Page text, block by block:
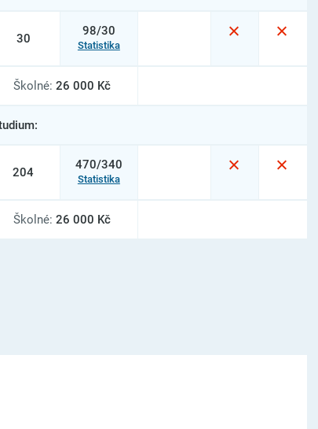
30
98/30
Statistika
Školné:26 000 Kč
204
470/340
Statistika
Školné:26 000 Kč